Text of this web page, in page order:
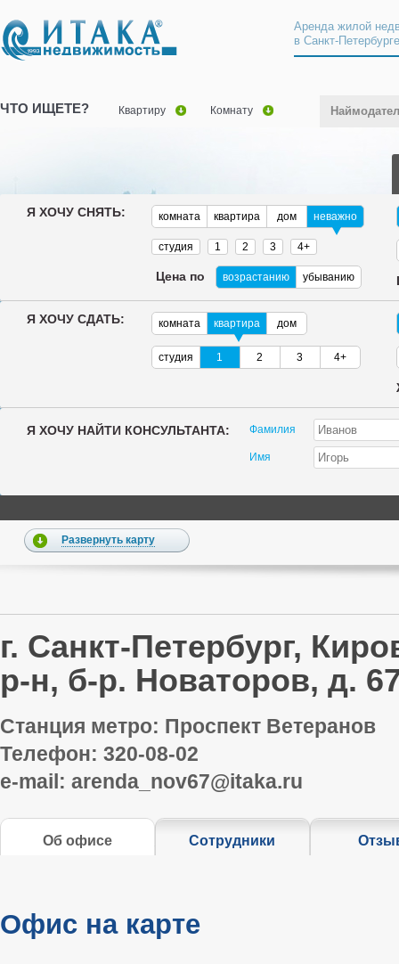
Аренда жилой
в Санкт-
ЧТО ИЩЕТЕ? Квартиру Комнату
Я ХОЧУ СНЯТЬ: комната квартира дом неважно
студия 1 2 3 4+
Цена по возрастанию убыванию
Я ХОЧУ СДАТЬ: комната квартира дом
студия 1 2 3 4+
Я ХОЧУ НАЙТИ КОНСУЛЬТАНТА: Фамилия
Имя
Развернуть карту
г. Санкт-Петербург,
р-н, б-р. Новаторов, д.
Станция метро: Проспект Ветеранов
Телефон: 320-08-02
e-mail: arenda_nov67@itaka.ru
Об офисе Сотрудники
Офис на карте